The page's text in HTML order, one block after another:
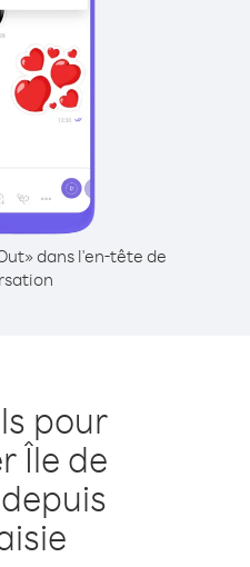
dans l'en-tête de
pour
Île de